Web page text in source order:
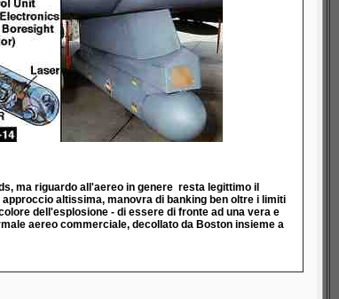
ma riguardo all'aereo in genere resta legittimo il
altissima, manovra di banking ben oltre i limiti
dell'esplosione - di essere di fronte ad una vera e
aereo commerciale, decollato da Boston insieme a